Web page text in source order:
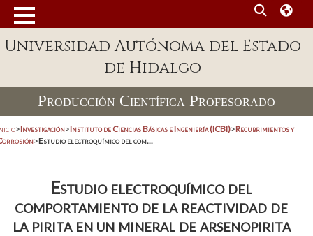
Universidad Autónoma del Estado
de Hidalgo
Producción Científica Profesorado
>Investigación>Instituto de Ciencias Básicas e Ingeniería (ICBI)>Recubrimientos y
>Estudio electroquímico del com...
Estudio electroquímico del
comportamiento de la reactividad de
la pirita en un mineral de arsenopirita